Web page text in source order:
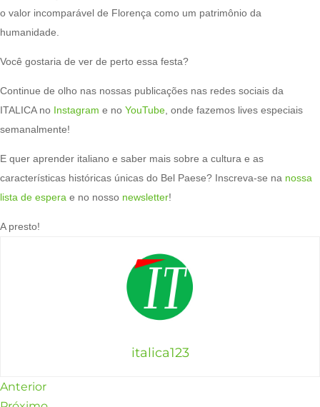
o valor incomparável de Florença como um patrimônio da
humanidade.
Você gostaria de ver de perto essa festa?
Continue de olho nas nossas publicações nas redes sociais da
ITALICA no Instagram e no YouTube , onde fazemos lives especiais
semanalmente!
E quer aprender italiano e saber mais sobre a cultura e as
características históricas únicas do Bel Paese? Inscreva-se na nossa
lista de espera e no nosso newsletter!
A presto!
italica123
Anterior